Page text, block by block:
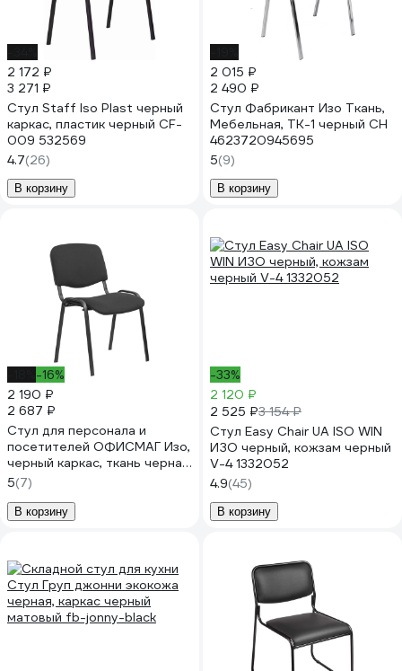
2 172 ₽
3 271 ₽
Стул Staff Iso Plast черный
каркас, пластик черный CF-
009 532569
4.7(26)
В корзину
2 015 ₽
2 490 ₽
Стул Фабрикант Изо Ткань,
Мебельная, ТК-1 черный CH
4623720945695
5(9)
В корзину
-16%
2 190 ₽
2 687 ₽
Стул для персонала и
посетителей ОФИСМАГ Изо,
черный каркас, ткань черная,
В-14/с-11 530061
5(7)
В корзину
-33%
2 120 ₽
2 525 ₽3 154 ₽
Стул Easy Chair UA ISO WIN
ИЗО черный, кожзам черный
V-4 1332052
4.9(45)
В корзину